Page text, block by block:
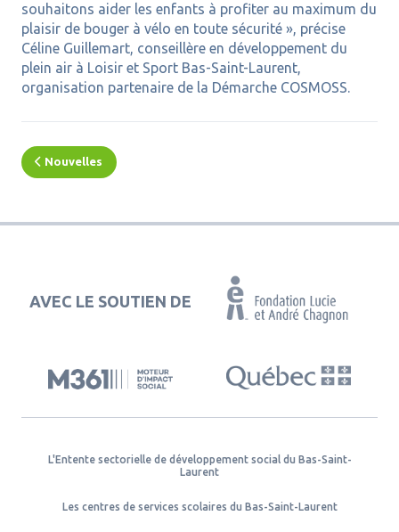
souhaitons aider les enfants à profiter au maximum du
plaisir de bouger à vélo en toute sécurité », précise
Céline Guillemart, conseillère en développement du
plein air à Loisir et Sport Bas-Saint-Laurent,
organisation partenaire de la Démarche COSMOSS.
Nouvelles
AVEC LE SOUTIEN DE
L'Entente sectorielle de développement social du Bas-Saint-
Laurent
Les centres de services scolaires du Bas-Saint-Laurent